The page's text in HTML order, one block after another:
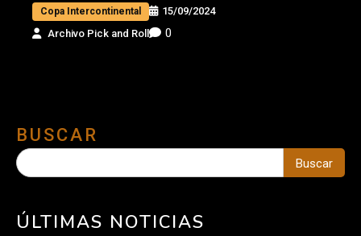
Copa Intercontinental
15/09/2024
Archivo Pick and Roll
0
BUSCAR
Buscar
ÚLTIMAS NOTICIAS